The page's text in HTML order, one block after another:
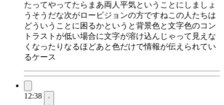
たってやってたらまあ両人平気ということにしましょ
うそうだな次がロービジョンの方ですねこの人たちは
どういうことに困るかというと背景色と文字色のコン
トラストが低い場合に文字が溶け込んじゃって見えな
くなったりなるほどあと色だけで情報が伝えられてい
るケース
12:38